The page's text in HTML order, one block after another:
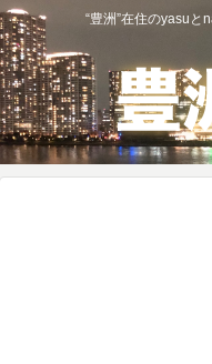
“豊洲”在住のyasuと